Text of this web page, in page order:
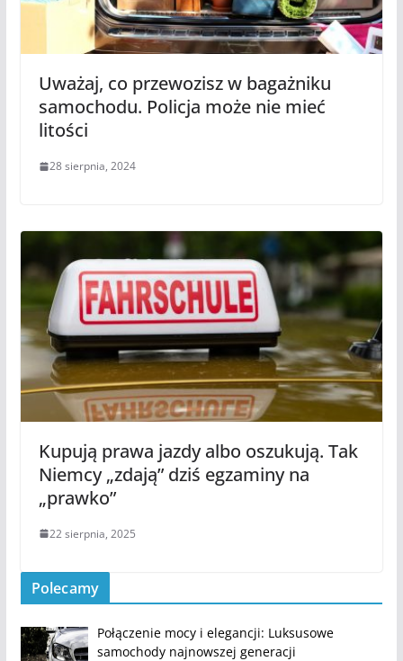
Uważaj, co przewozisz w bagażniku
samochodu. Policja może nie mieć
litości
28 sierpnia, 2024
Kupują prawa jazdy albo oszukują. Tak
Niemcy „zdają” dziś egzaminy na
„prawko”
22 sierpnia, 2025
Polecamy
Połączenie mocy i elegancji: Luksusowe
samochody najnowszej generacji